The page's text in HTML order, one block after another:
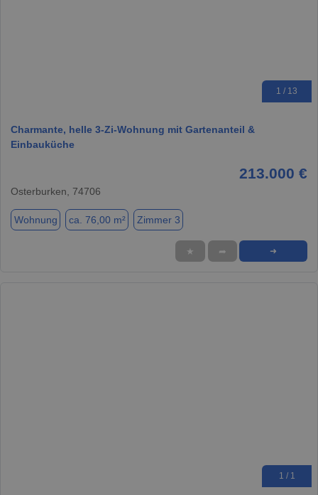
1 / 13
Charmante, helle 3-Zi-Wohnung mit Gartenanteil &
Einbauküche
213.000 €
Osterburken, 74706
Wohnung ca. 76,00 m² Zimmer 3
★ ➦ ➜
1 / 1